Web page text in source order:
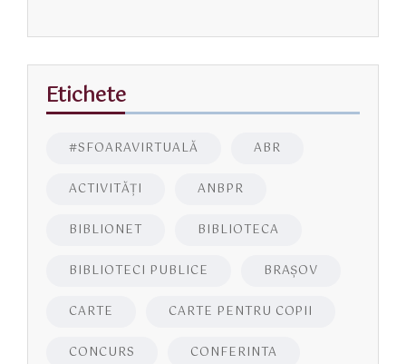
Etichete
#SFOARAVIRTUALĂ ABR
ACTIVITĂŢI ANBPR
BIBLIONET BIBLIOTECA
BIBLIOTECI PUBLICE BRAŞOV
CARTE CARTE PENTRU COPII
CONCURS CONFERINTA